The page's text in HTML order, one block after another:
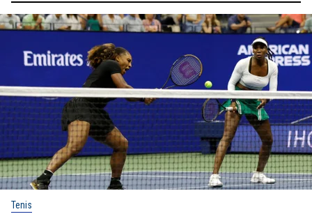
Tenis